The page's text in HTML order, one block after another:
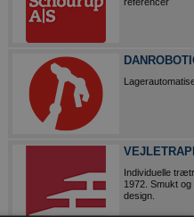
Individuelle
1972. Smukt
design.